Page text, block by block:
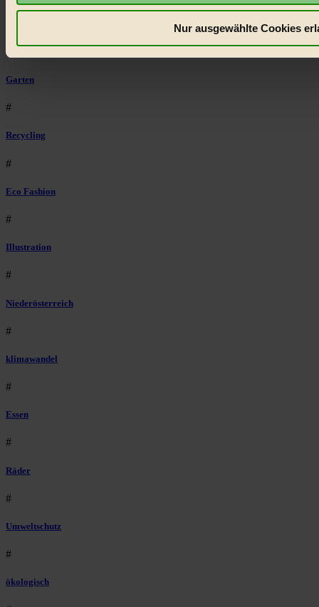
Nur ausgewählte Cookies
#
Garten
#
Recycling
#
Eco Fashion
#
Illustration
#
Niederösterreich
#
klimawandel
#
Essen
#
Räder
#
Umweltschutz
#
ökologisch